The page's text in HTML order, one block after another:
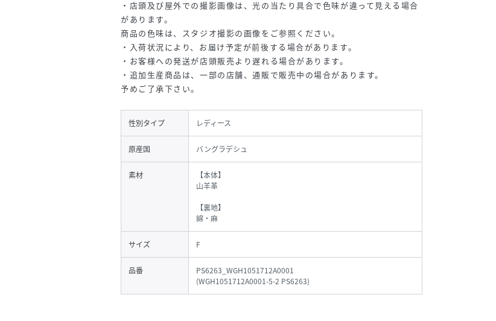
・店頭及び屋外での撮影画像は、光の当たり具合で色味が違って見える場合
があります。
商品の色味は、スタジオ撮影の画像をご参照ください。
・入荷状況により、お届け予定が前後する場合があります。
・お客様への発送が店頭販売より遅れる場合があります。
・追加生産商品は、一部の店舗、通販で販売中の場合があります。
予めご了承下さい。
性別タイプ レディース
原産国 バングラデシュ
素材
【本体】
山羊革
【裏地】
綿・麻
サイズ F
品番
PS6263_WGH1051712A0001
(WGH1051712A0001-5-2 PS6263)